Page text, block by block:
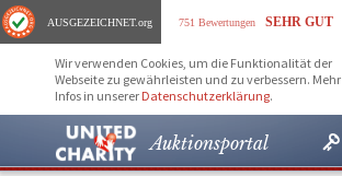
AUSGEZEICHNET.org 751 Bewertungen SEHR GUT
Wir verwenden Cookies, um die Funktionalität der
Webseite zu gewährleisten und zu verbessern. Mehr
Infos in unserer Datenschutzerklärung.
Auktionsportal